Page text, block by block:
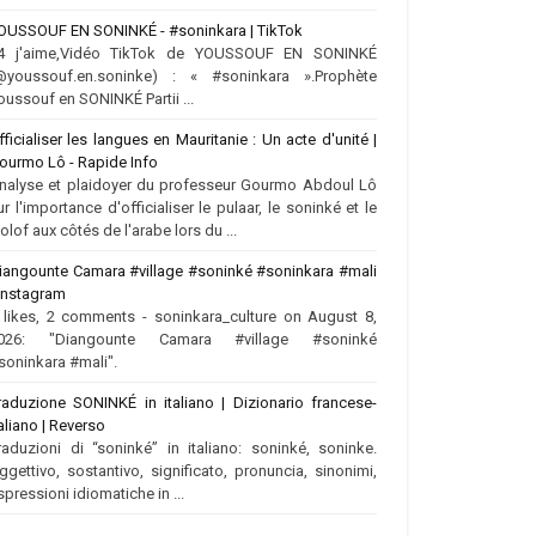
EN SONINKÉ - #soninkara | TikTok
j'aime,Vidéo TikTok de YOUSSOUF EN SONINKÉ
: « #soninkara ».Prophète
en SONINKÉ Partii ...
les langues en Mauritanie : Un acte d'unité |
Lô - Rapide Info
et plaidoyer du professeur Gourmo Abdoul Lô
l'importance d'officialiser le pulaar, le soninké et le
aux côtés de l'arabe lors du ...
Camara #village #soninké #soninkara #mali
2 comments - soninkara_culture on August 8,
"Diangounte Camara #village #soninké
#mali".
SONINKÉ in italiano | Dizionario francese-
| Reverso
di “soninké” in italiano: soninké, soninke.
sostantivo, significato, pronuncia, sinonimi,
idiomatiche in ...